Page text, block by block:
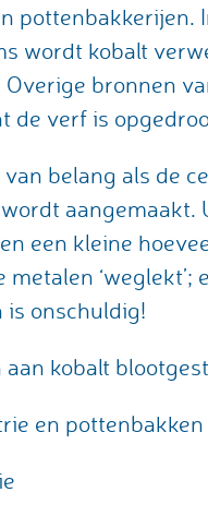
wordt kobalt
bronnen
de verf is
belang als de
aangemaakt.
een kleine
metalen
onschuldig!
kobalt
en pottenbakken